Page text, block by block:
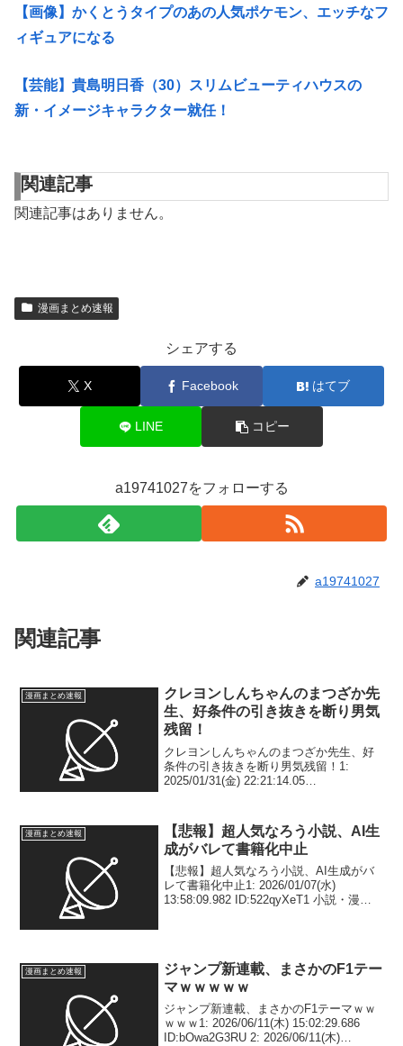
【画像】かくとうタイプのあの人気ポケモン、エッチなフ
ィギュアになる
【芸能】貴島明日香（30）スリムビューティハウスの
新・イメージキャラクター就任！
関連記事
関連記事はありません。
漫画まとめ速報
シェアする
X Facebook はてブ
LINE コピー
a19741027をフォローする
a19741027
関連記事
漫画まとめ速報
クレヨンしんちゃんのまつざか先
生、好条件の引き抜きを断り男気
残留！
クレヨンしんちゃんのまつざか先生、好
条件の引き抜きを断り男気残留！1:
2025/01/31(金) 22:21:14.05
漫画まとめ速報
【悲報】超人気なろう小説、AI生
成がバレて書籍化中止
【悲報】超人気なろう小説、AI生成がバ
レて書籍化中止1: 2026/01/07(水)
13:58:09.982 ID:522qyXeT1 小説・漫画
漫画まとめ速報
ジャンプ新連載、まさかのF1テー
マｗｗｗｗｗ
ジャンプ新連載、まさかのF1テーマｗｗ
ｗｗｗ1: 2026/06/11(木) 15:02:29.686
ID:bOwa2G3RU 2: 2026/06/11(木)